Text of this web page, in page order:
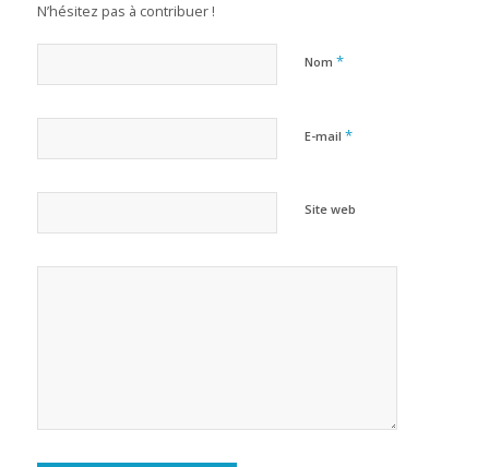
N’hésitez pas à contribuer !
Nom *
E-mail *
Site web